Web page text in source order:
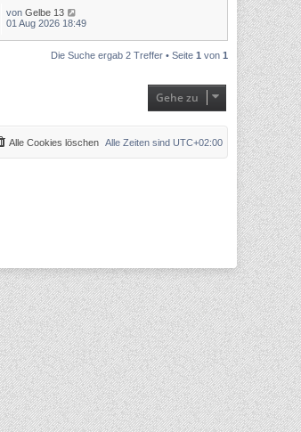
von Gelbe 13
01 Aug 2026 18:49
Die Suche ergab 2 Treffer • Seite 1 von 1
Gehe zu
Alle Zeiten sind UTC+02:00
Alle Cookies löschen